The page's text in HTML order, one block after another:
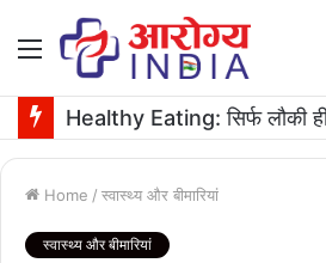
Menu
Home / स्वास्थ्य और बीमारियां
स्वास्थ्य और बीमारियां